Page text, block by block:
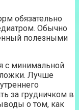
обязательно
Обычно
полезными
с минимальной
Лучше
за грудничком в
о том, как